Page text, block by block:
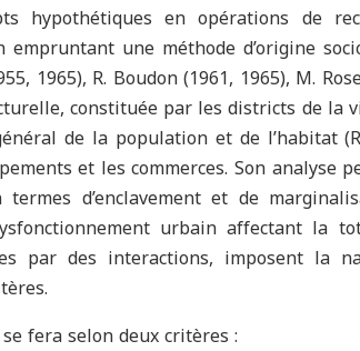
hypothétiques en opérations de
une méthode d’origine
1965), R. Boudon (1961, 1965), M.
constituée par les districts de la
de la population et de l’habitat
et les commerces. Son analyse
d’enclavement et de
urbain affectant la
par des interactions, imposent la
fera selon deux critères :